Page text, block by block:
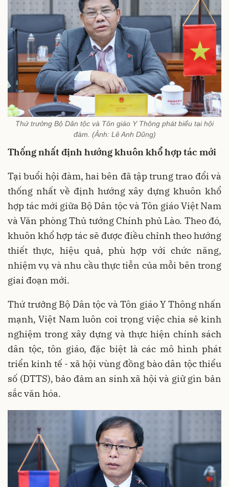
Thứ trưởng Bộ Dân tộc và Tôn giáo Y Thông phát biểu tại hội
đàm. (Ảnh: Lê Anh Dũng)
Thống nhất định hướng khuôn khổ hợp tác mới
Tại buổi hội đàm, hai bên đã tập trung trao đổi và
thống nhất về định hướng xây dựng khuôn khổ
hợp tác mới giữa Bộ Dân tộc và Tôn giáo Việt Nam
và Văn phòng Thủ tướng Chính phủ Lào. Theo đó,
khuôn khổ hợp tác sẽ được điều chỉnh theo hướng
thiết thực, hiệu quả, phù hợp với chức năng,
nhiệm vụ và nhu cầu thực tiễn của mỗi bên trong
giai đoạn mới.
Thứ trưởng Bộ Dân tộc và Tôn giáo Y Thông nhấn
mạnh, Việt Nam luôn coi trọng việc chia sẻ kinh
nghiệm trong xây dựng và thực hiện chính sách
dân tộc, tôn giáo, đặc biệt là các mô hình phát
triển kinh tế - xã hội vùng đồng bào dân tộc thiểu
số (DTTS), bảo đảm an sinh xã hội và giữ gìn bản
sắc văn hóa.